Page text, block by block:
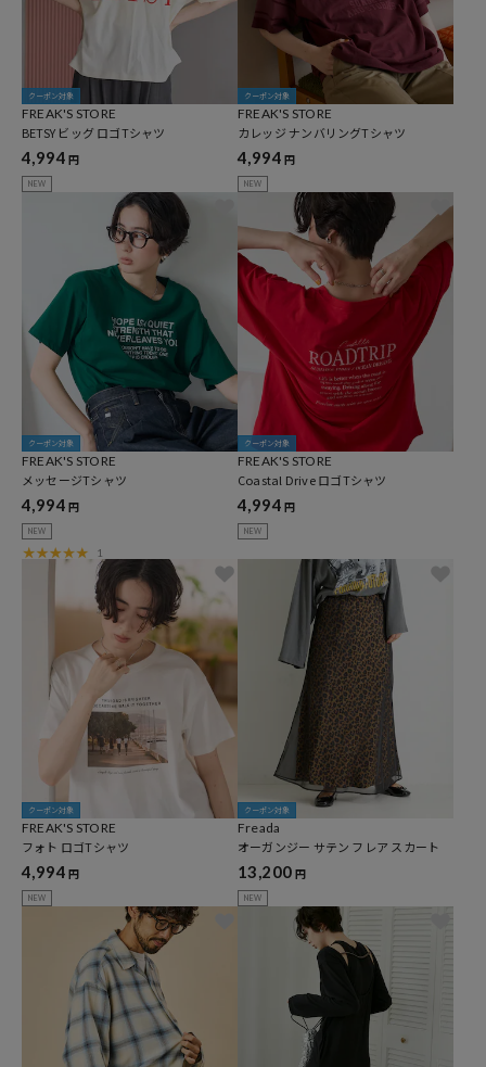
クーポン対象
FREAK'S STORE
BETSY ビッグ ロゴTシャツ
4,994 円
NEW
クーポン対象
FREAK'S STORE
カレッジ ナンバリングTシャツ
4,994 円
NEW
クーポン対象
FREAK'S STORE
メッセージTシャツ
4,994 円
NEW
1
クーポン対象
FREAK'S STORE
Coastal Drive ロゴTシャツ
4,994 円
NEW
クーポン対象
FREAK'S STORE
フォト ロゴTシャツ
4,994 円
NEW
クーポン対象
Freada
オーガンジー サテン フレア スカート
13,200 円
NEW